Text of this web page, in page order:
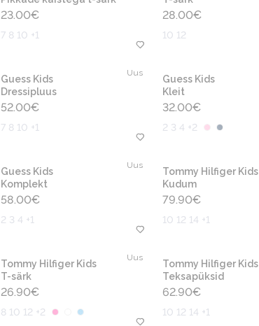
23.00€
7 8 10 +1
28.00€
10 12
Uus
Guess Kids
Dressipluus
52.00€
7 8 10 +1
Guess Kids
Kleit
32.00€
2 3 4 +2
Uus
Guess Kids
Komplekt
58.00€
2 3 4 +1
Tommy Hilfiger Kids
Kudum
79.90€
10 12 14 +1
Uus
Tommy Hilfiger Kids
T-särk
26.90€
8 10 12 +2
Tommy Hilfiger Kids
Teksapüksid
62.90€
10 12 14 +1